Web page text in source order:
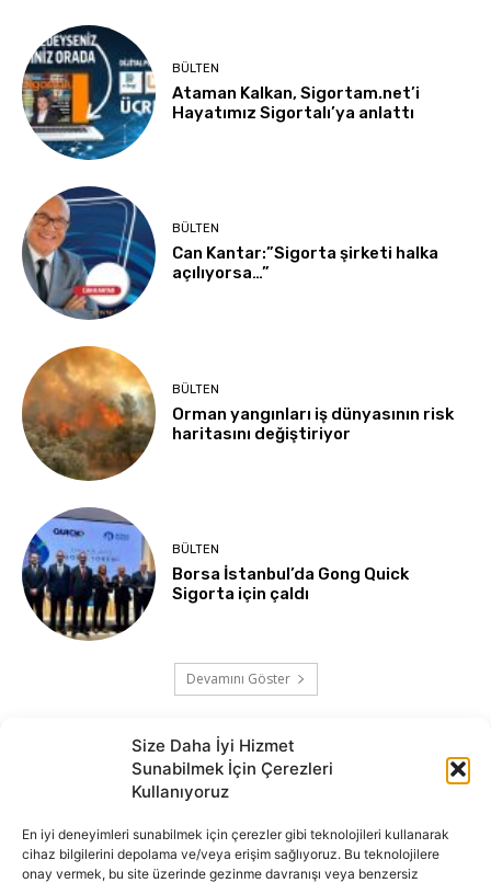
Size Daha İyi Hizmet
Sunabilmek İçin Çerezleri
Kullanıyoruz
En iyi deneyimleri sunabilmek için çerezler gibi teknolojileri kullanarak
cihaz bilgilerini depolama ve/veya erişim sağlıyoruz. Bu teknolojilere
onay vermek, bu site üzerinde gezinme davranışı veya benzersiz
BÜLTEN
Ataman Kalkan, Sigortam.net’i
Hayatımız Sigortalı’ya anlattı
BÜLTEN
Can Kantar:”Sigorta şirketi halka
açılıyorsa…”
BÜLTEN
Orman yangınları iş dünyasının risk
haritasını değiştiriyor
BÜLTEN
Borsa İstanbul’da Gong Quick
Sigorta için çaldı
Devamını Göster